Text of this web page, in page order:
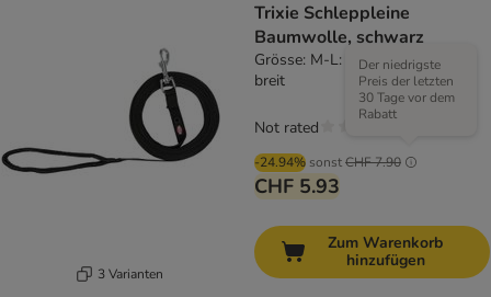
3 Varianten
Trixie Schleppleine
Baumwolle, schwarz
Grösse: M-L: 5 m lang / 20 mm
breit
-24.94% sonstCHF 7.90
Der niedrigste
Preis der letzten
30 Tage vor dem
Rabatt
CHF 5.93
Not rated
Zum Warenkorb
hinzufügen